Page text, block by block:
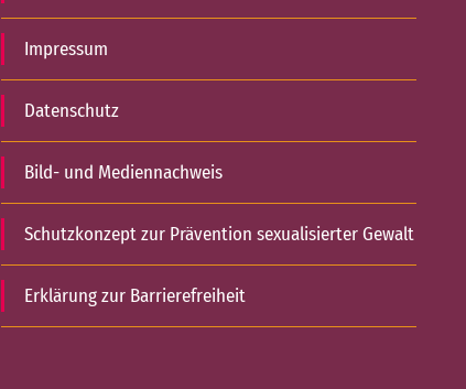
Impressum
Datenschutz
Bild- und Mediennachweis
Schutzkonzept zur Prävention sexualisierter Gewalt
Erklärung zur Barrierefreiheit